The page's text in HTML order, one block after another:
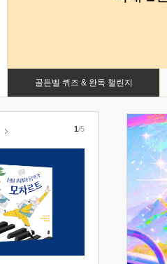
골든벨 퀴즈 & 완독 챌린지
1/5